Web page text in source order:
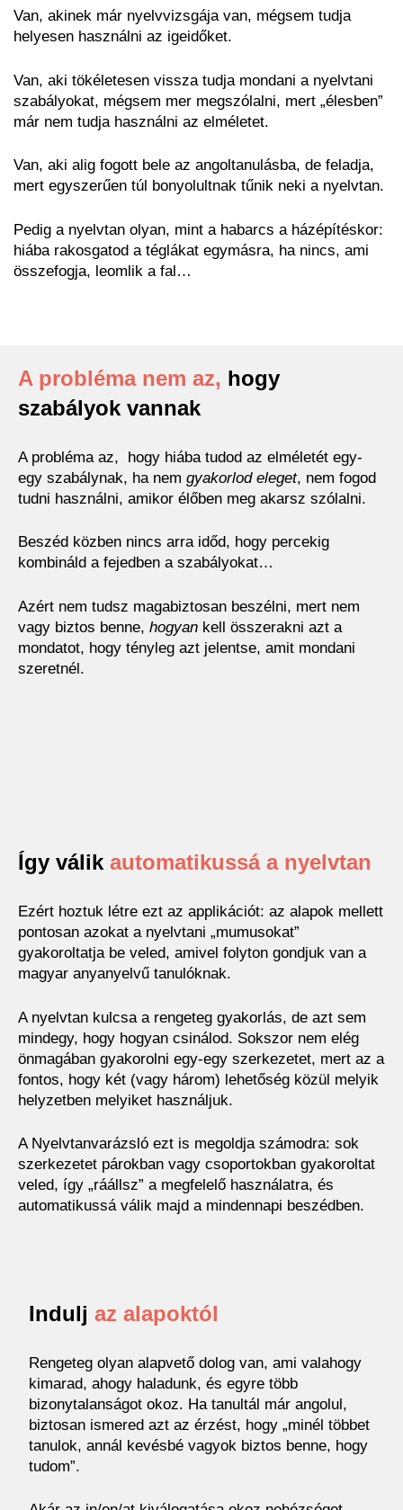
Van, akinek már nyelvvizsgája van, mégsem tudja
helyesen használni az igeidőket.
Van, aki tökéletesen vissza tudja mondani a nyelvtani
szabályokat, mégsem mer megszólalni, mert „élesben”
már nem tudja használni az elméletet.
Van, aki alig fogott bele az angoltanulásba, de feladja,
mert egyszerűen túl bonyolultnak tűnik neki a nyelvtan.
Pedig a nyelvtan olyan, mint a habarcs a házépítéskor:
hiába rakosgatod a téglákat egymásra, ha nincs, ami
összefogja, leomlik a fal…
A probléma nem az, hogy
szabályok vannak
A probléma az, hogy hiába tudod az elméletét egy-
egy szabálynak, ha nem gyakorlod eleget, nem fogod
tudni használni, amikor élőben meg akarsz szólalni.
Beszéd közben nincs arra időd, hogy percekig
kombináld a fejedben a szabályokat…
Azért nem tudsz magabiztosan beszélni, mert nem
vagy biztos benne, hogyan kell összerakni azt a
mondatot, hogy tényleg azt jelentse, amit mondani
szeretnél.
Így válik automatikussá a nyelvtan
Ezért hoztuk létre ezt az applikációt: az alapok mellett
pontosan azokat a nyelvtani „mumusokat”
gyakoroltatja be veled, amivel folyton gondjuk van a
magyar anyanyelvű tanulóknak.
A nyelvtan kulcsa a rengeteg gyakorlás, de azt sem
mindegy, hogy hogyan csinálod. Sokszor nem elég
önmagában gyakorolni egy-egy szerkezetet, mert az a
fontos, hogy két (vagy három) lehetőség közül melyik
helyzetben melyiket használjuk.
A Nyelvtanvarázsló ezt is megoldja számodra: sok
szerkezetet párokban vagy csoportokban gyakoroltat
veled, így „ráállsz” a megfelelő használatra, és
automatikussá válik majd a mindennapi beszédben.
Induljaz alapoktól
Rengeteg olyan alapvető dolog van, ami valahogy
kimarad, ahogy haladunk, és egyre több
bizonytalanságot okoz. Ha tanultál már angolul,
biztosan ismered azt az érzést, hogy „minél többet
tanulok, annál kevésbé vagyok biztos benne, hogy
tudom”.